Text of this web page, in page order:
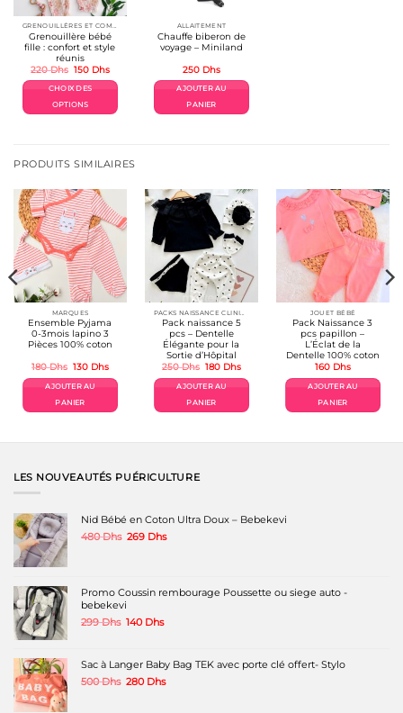
GRENOUILLÉRES ET COMBINAISONS COTON
Grenouillère bébé
fille : confort et style
réunis
220Dhs Le
initial
était :
220 Dhs.
150 DhsLe
actuel
CHOIX DES
OPTIONS
plusieurs
Les
options
peuvent
être
choisies
sur
la
page
du
produit
ALLAITEMENT
Chauffe biberon de
voyage – Miniland
250 Dhs
AJOUTER AU
PANIER
PRODUITS SIMILAIRES
MARQUES
Ensemble Pyjama
0-3mois lapino 3
Pièces 100% coton
180Dhs Le
initial
était :
180 Dhs.
130 DhsLe
actuel
AJOUTER AU
PANIER
Pack naissance 5
pcs – Dentelle
Élégante pour la
Sortie d’Hôpital
250Dhs Le
initial
était :
250 Dhs.
180 DhsLe
actuel
AJOUTER AU
PANIER
JOUET BÉBÉ
Pack Naissance 3
pcs papillon –
L’Éclat de la
Dentelle 100% coton
160 Dhs
AJOUTER AU
PANIER
LES NOUVEAUTÉS PUÉRICULTURE
Nid Bébé en Coton Ultra Doux – Bebekevi
480Dhs Le
480 Dhs.
269 DhsLe
269 Dhs.
Promo Coussin rembourage Poussette ou siege auto -
bebekevi
299Dhs Le
était :
299 Dhs.
140 DhsLe
est :
140 Dhs.
Sac à Langer Baby Bag TEK avec porte clé offert- Stylo
500Dhs Le
280 DhsLe